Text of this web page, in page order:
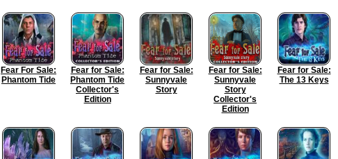
Fear For Sale:
Phantom Tide
Fear for Sale:
Phantom Tide
Collector's
Edition
Fear for Sale:
Sunnyvale
Story
Fear for Sale:
Sunnyvale
Story
Collector's
Edition
Fear for Sale:
The 13 Keys